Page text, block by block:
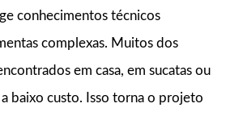
conhecimentos técnicos
complexas. Muitos dos
em casa, em sucatas ou
baixo custo. Isso torna o projeto